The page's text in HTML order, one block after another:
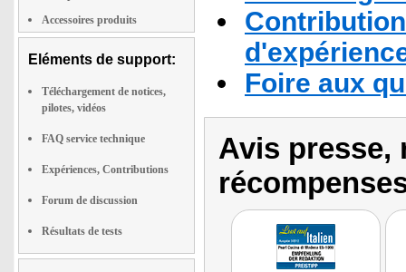
Accessoires produits
Eléments de support:
Téléchargement de notices,
pilotes, vidéos
FAQ service technique
Expériences, Contributions
Forum de discussion
Résultats de tests
Foire aux
Avis presse,